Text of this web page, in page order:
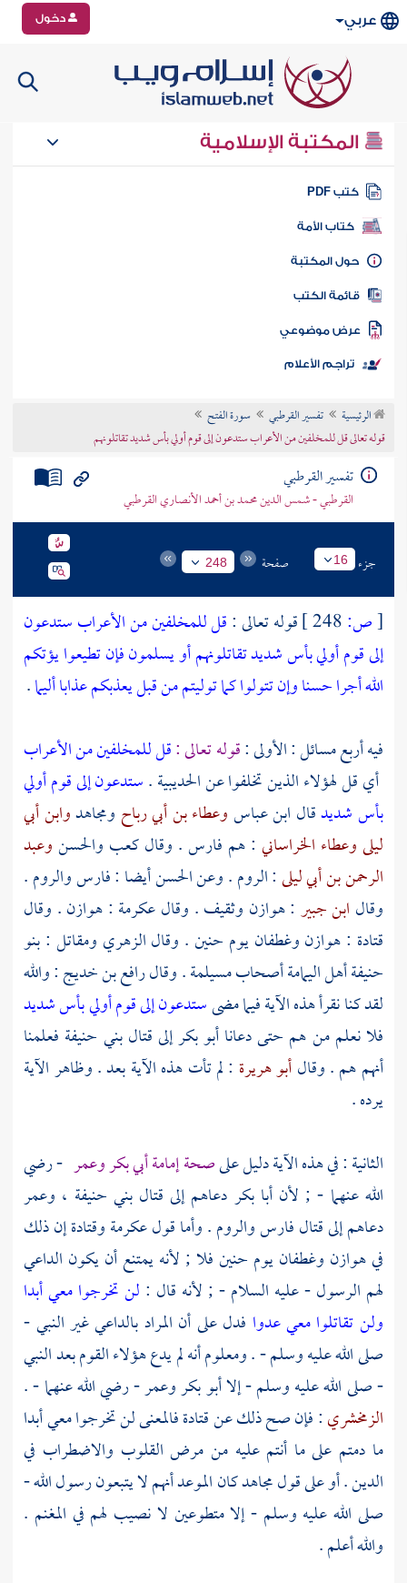
عربي دخول
المكتبة الإسلامية
كتب PDF
كتاب الأمة
المكتبة
الكتب
موضوعي
تراجم الأعلام
الرئيسية تفسير القرطبي
سورة الفتح
قوله تعالى قل للمخلفين من الأعراب ستدعون إلى قوم أولي بأس شديد تقاتلونهم
تفسير القرطبي
القرطبي - شمس الدين محمد بن أحمد الأنصاري القرطبي
جزء 16 صفحة 248
[ص: قوله تعالى :قل للمخلفين من الأعراب ستدعون
إلى قوم أولي بأس شديد تقاتلونهم أو يسلمون فإن تطيعوا يؤتكم
الله أجرا حسنا وإن تتولوا كما توليتم من قبل يعذبكم عذابا أليما.
فيه أربع مسائل : الأولى :قوله تعالى :قل للمخلفين من الأعراب
أي قل لهؤلاء الذين تخلفوا عنالحديبية.ستدعون إلى قوم أولي
بأس شديدقال ابن عباسوعطاء بن أبي رباح ومجاهدوابن أبي
ليلىوعطاء الخراساني : هم فارس. وقالكعب والحسنوعبد
الرحمن بن أبي ليلى:الروم. وعنالحسنأيضا :فارسوالروم.
وقال ابن جبير :هوازن وثقيف. وقالعكرمة :هوازن. وقال
قتادة :هوازنوغطفانيوم حنين. وقالالزهري ومقاتل :بنو
حنيفةأهلاليمامةأصحابمسيلمة. وقالرافع بن خديج: والله
لقد كنا نقرأ هذه الآية فيما مضىستدعون إلى قوم أولي بأس شديد
فلا نعلم من هم حتى دعاناأبو بكرإلى قتالبني حنيفة فعلمنا
أنهم هم . وقالأبو هريرة : لم تأت هذه الآية بعد . وظاهر الآية
يرده .
الثانية : في هذه الآية دليل علىصحة إمامةأبي بكروعمر - رضي
الله عنهما - ; لأنأبا بكر دعاهم إلى قتالبني حنيفة ، وعمر
دعاهم إلى قتالفارسوالروم. وأما قولعكرمةوقتادةإن ذلك
فيهوازن وغطفانيوم حنينفلا ; لأنه يمتنع أن يكون الداعي
لهم الرسول - عليه السلام - ; لأنه قال : لن تخرجوا معي أبدا
ولن تقاتلوا معي عدوا فدل على أن المراد بالداعي غير النبي -
صلى الله عليه وسلم - . ومعلوم أنه لم يدع هؤلاء القوم بعد النبي
- صلى الله عليه وسلم - إلاأبو بكروعمر- رضي الله عنهما - .
الزمخشري: فإن صح ذلك عنقتادةفالمعنى لن تخرجوا معي أبدا
ما دمتم على ما أنتم عليه من مرض القلوب والاضطراب في
الدين . أو على قولمجاهدكان الموعد أنهم لا يتبعون رسول الله -
صلى الله عليه وسلم - إلا متطوعين لا نصيب لهم في المغنم .
والله أعلم .